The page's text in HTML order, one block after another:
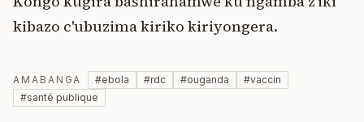
kibazo c'ubuzima kiriko kiriyongera.
AMABANGA #ebola #rdc #ouganda #vaccin
#santé publique